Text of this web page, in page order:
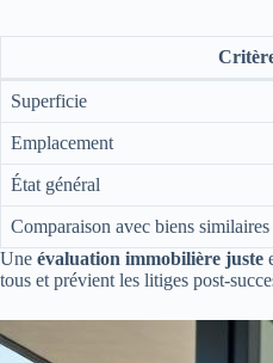
Superficie
Emplacement
État général
Comparaison avec biens similaires
Une évaluation immobilière juste
tous et prévient les litiges post-